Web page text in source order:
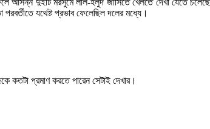
আসন্ন দুইটি মরসুমে লাল-হলুদ জার্সিতে খেলতে দেখা যেতে
যথেষ্ট প্রভাব ফেলেছিল দলের মধ্যে।
কতটা প্রমাণ করতে পারেন সেটাই দেখার।